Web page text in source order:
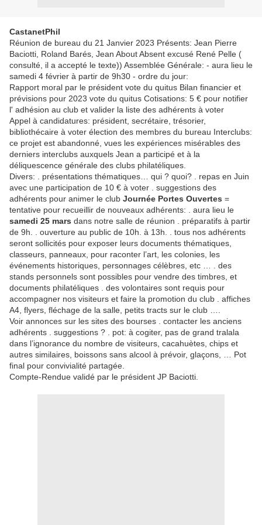
CastanetPhil
Réunion de bureau du 21 Janvier 2023 Présents: Jean Pierre
Baciotti, Roland Barés, Jean About Absent excusé René Pelle (
consulté, il a accepté le texte)) Assemblée Générale: - aura lieu le
samedi 4 février à partir de 9h30 - ordre du jour:
Rapport moral par le président vote du quitus Bilan financier et
prévisions pour 2023 vote du quitus Cotisations: 5 € pour notifier
l' adhésion au club et valider la liste des adhérents à voter
Appel à candidatures: président, secrétaire, trésorier,
bibliothécaire à voter élection des membres du bureau Interclubs:
ce projet est abandonné, vues les expériences misérables des
derniers interclubs auxquels Jean a participé et à la
déliquescence générale des clubs philatéliques.
Divers: . présentations thématiques… qui ? quoi? . repas en Juin
avec une participation de 10 € à voter . suggestions des
adhérents pour animer le club Journée Portes Ouvertes =
tentative pour recueillir de nouveaux adhérents: . aura lieu le
samedi 25 mars dans notre salle de réunion . préparatifs à partir
de 9h. . ouverture au public de 10h. à 13h. . tous nos adhérents
seront sollicités pour exposer leurs documents thématiques,
classeurs, panneaux, pour raconter l’art, les colonies, les
événements historiques, personnages célèbres, etc … . des
stands personnels sont possibles pour vendre des timbres, et
documents philatéliques . des volontaires sont requis pour
accompagner nos visiteurs et faire la promotion du club . affiches
A4, flyers, fléchage de la salle, petits tracts sur le club ….
Voir annonces sur les sites des bourses . contacter les anciens
adhérents . suggestions ? . pot: à cogiter, pas de grand tralala
dans l’ignorance du nombre de visiteurs, cacahuètes, chips et
autres similaires, boissons sans alcool à prévoir, glaçons, … Pot
final pour convivialité partagée.
Compte-Rendue validé par le président JP Baciotti.